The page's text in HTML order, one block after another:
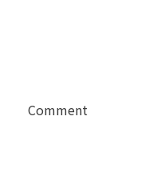
Comment